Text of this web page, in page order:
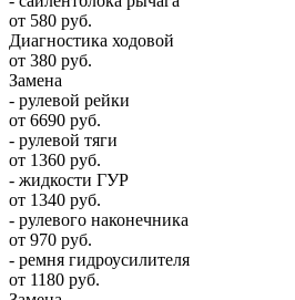
от 580 руб.
Диагностика ходовой
от 380 руб.
Замена
- рулевой рейки
от 6690 руб.
- рулевой тяги
от 1360 руб.
- жидкости ГУР
от 1340 руб.
- рулевого наконечника
от 970 руб.
- ремня гидроусилителя
от 1180 руб.